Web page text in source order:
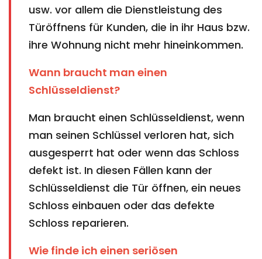
usw. vor allem die Dienstleistung des
Türöffnens für Kunden, die in ihr Haus bzw.
ihre Wohnung nicht mehr hineinkommen.
Wann braucht man einen
Schlüsseldienst?
Man braucht einen Schlüsseldienst, wenn
man seinen Schlüssel verloren hat, sich
ausgesperrt hat oder wenn das Schloss
defekt ist. In diesen Fällen kann der
Schlüsseldienst die Tür öffnen, ein neues
Schloss einbauen oder das defekte
Schloss reparieren.
Wie finde ich einen seriösen